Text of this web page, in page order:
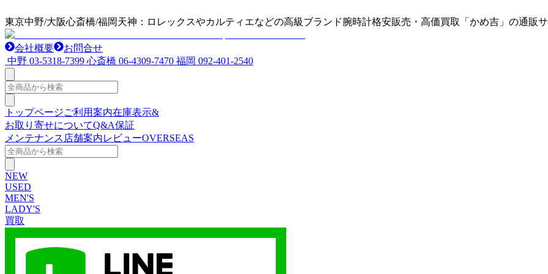
東京中野/大阪心斎橋/福岡天神：ロレックスやカルティエなどの高級ブランド腕時計格安販売・高価買取「かめ吉」の通販
会社概要
お問合せ
中野 03-5318-7399 心斎橋 06-4309-7470 福岡 092-401-2540
トップページご利用案内在庫表示&
お取り寄せについてQ&A保証
メンテナンス 店舗案内レビューOVERSEAS
NEW
USED
MEN'S
LADY'S
買取